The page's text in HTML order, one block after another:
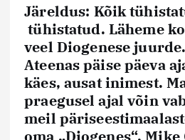
Järeldus: Kõik
tühistatud. Läheme
veel Diogenese
Ateenas päise päeva
käes, ausat inimest.
praegusel ajal võin
meil
oma „Diogenes“.